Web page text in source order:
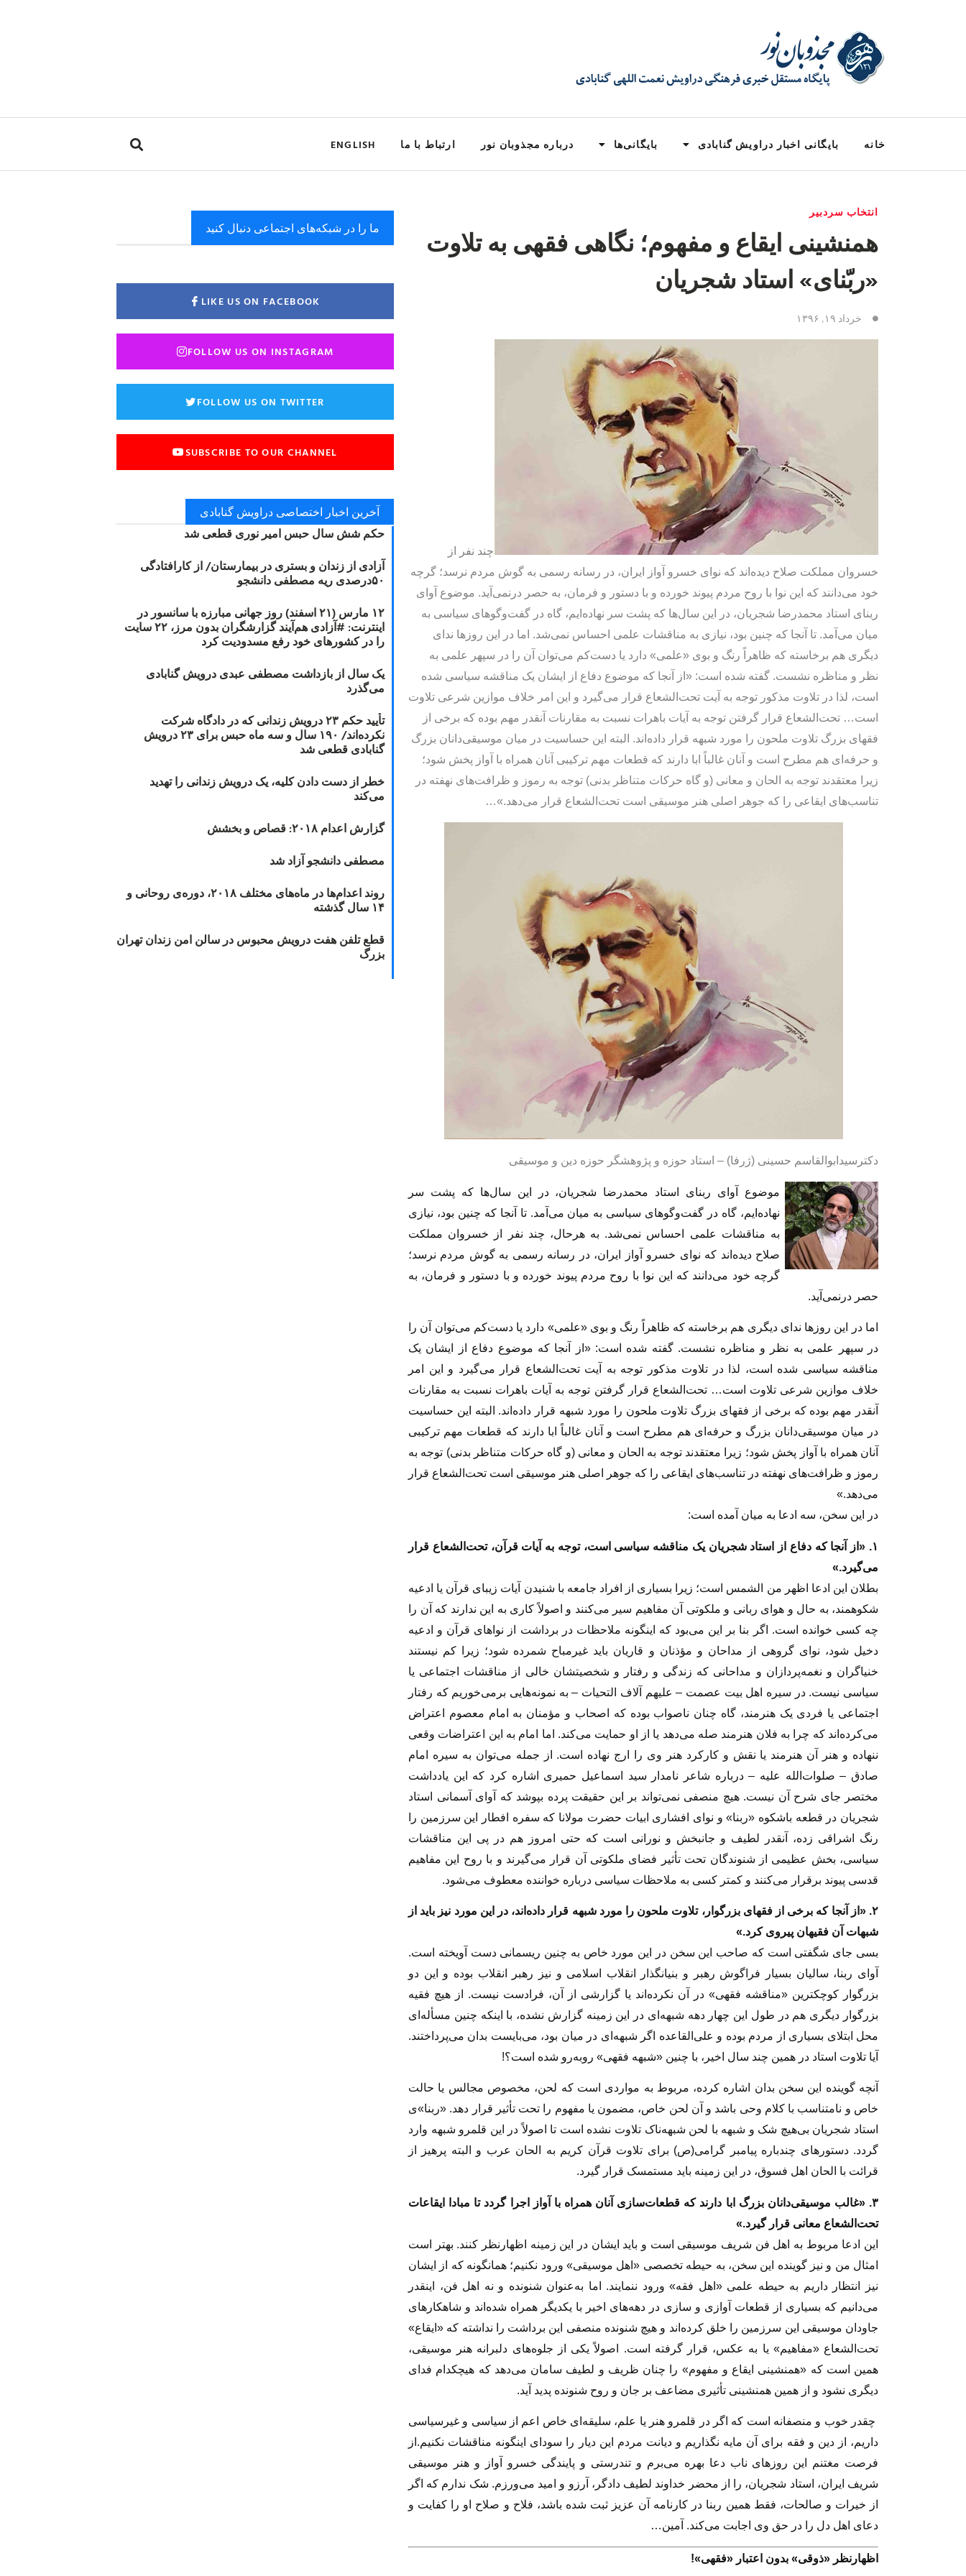
خانه بایگانی اخبار دراویش گنابادی بایگانی‌ها درباره مجذوبان نور ارتباط با ما ENGLISH
انتخاب سردبیر
همنشینی ایقاع و مفهوم؛ نگاهی فقهی به تلاوت
«ربّنای» استاد شجریان
خرداد ۱۹, ۱۳۹۶
چند نفر از
خسروان مملکت صلاح دیده‌اند که نوای خسرو آواز ایران، در رسانه رسمی به گوش مردم نرسد؛ گرچه
خود می‌دانند که این نوا با روح مردم پیوند خورده و با دستور و فرمان، به حصر درنمی‌آید. موضوع آوای
ربنای استاد محمدرضا شجریان، در این سال‌ها که پشت سر نهاده‌ایم، گاه در گفت‌وگوهای سیاسی به
میان می‌آمد. تا آنجا که چنین بود، نیازی به مناقشات علمی احساس نمی‌شد. اما در این روزها ندای
دیگری هم برخاسته که ظاهراً رنگ و بوی «علمی» دارد یا دست‌کم می‌توان آن را در سپهر علمی به
نظر و مناظره نشست. گفته شده است: «از آنجا که موضوع دفاع از ایشان یک مناقشه سیاسی شده
است، لذا در تلاوت مذکور توجه به آیت تحت‌الشعاع قرار می‌گیرد و این امر خلاف موازین شرعی تلاوت
است… تحت‌الشعاع قرار گرفتن توجه به آیات باهرات نسبت به مقارنات آنقدر مهم بوده که برخی از
فقهای بزرگ تلاوت ملحون را مورد شبهه قرار داده‌اند. البته این حساسیت در میان موسیقی‌دانان بزرگ
و حرفه‌ای هم مطرح است و آنان غالباً ابا دارند که قطعات مهم ترکیبی آنان همراه با آواز پخش شود؛
زیرا معتقدند توجه به الحان و معانی (و گاه حرکات متناظر بدنی) توجه به رموز و ظرافت‌های نهفته در
تناسب‌های ایقاعی را که جوهر اصلی هنر موسیقی است تحت‌الشعاع قرار می‌دهد.»…
دکترسیدابوالقاسم حسینی (ژرفا) – استاد حوزه و پژوهشگر حوزه دین و موسیقی
موضوع آوای ربنای استاد محمدرضا شجریان، در این سال‌ها که پشت سر
نهاده‌ایم، گاه در گفت‌وگوهای سیاسی به میان می‌آمد. تا آنجا که چنین بود، نیازی
به مناقشات علمی احساس نمی‌شد. به هرحال، چند نفر از خسروان مملکت
صلاح دیده‌اند که نوای خسرو آواز ایران، در رسانه رسمی به گوش مردم نرسد؛
گرچه خود می‌دانند که این نوا با روح مردم پیوند خورده و با دستور و فرمان، به
حصر درنمی‌آید.
اما در این روزها ندای دیگری هم برخاسته که ظاهراً رنگ و بوی «علمی» دارد یا دست‌کم می‌توان آن را
در سپهر علمی به نظر و مناظره نشست. گفته شده است: «از آنجا که موضوع دفاع از ایشان یک
مناقشه سیاسی شده است، لذا در تلاوت مذکور توجه به آیت تحت‌الشعاع قرار می‌گیرد و این امر
خلاف موازین شرعی تلاوت است… تحت‌الشعاع قرار گرفتن توجه به آیات باهرات نسبت به مقارنات
آنقدر مهم بوده که برخی از فقهای بزرگ تلاوت ملحون را مورد شبهه قرار داده‌اند. البته این حساسیت
در میان موسیقی‌دانان بزرگ و حرفه‌ای هم مطرح است و آنان غالباً ابا دارند که قطعات مهم ترکیبی
آنان همراه با آواز پخش شود؛ زیرا معتقدند توجه به الحان و معانی (و گاه حرکات متناظر بدنی) توجه به
رموز و ظرافت‌های نهفته در تناسب‌های ایقاعی را که جوهر اصلی هنر موسیقی است تحت‌الشعاع قرار
می‌دهد.»
در این سخن، سه ادعا به میان آمده است:
۱. «از آنجا که دفاع از استاد شجریان یک مناقشه سیاسی است، توجه به آیات قرآن، تحت‌الشعاع قرار
می‌گیرد.»
بطلان این ادعا اظهر من الشمس است؛ زیرا بسیاری از افراد جامعه با شنیدن آیات زیبای قرآن یا ادعیه
شکوهمند، به حال و هوای ربانی و ملکوتی آن مفاهیم سیر می‌کنند و اصولاً کاری به این ندارند که آن را
چه کسی خوانده است. اگر بنا بر این می‌بود که اینگونه ملاحظات در برداشت از نواهای قرآن و ادعیه
دخیل شود، نوای گروهی از مداحان و مؤذنان و قاریان باید غیرمباح شمرده شود؛ زیرا کم نیستند
خنیاگران و نغمه‌پردازان و مداحانی که زندگی‌ و رفتار و شخصیتشان خالی از مناقشات اجتماعی یا
سیاسی نیست. در سیره اهل بیت عصمت – علیهم آلاف التحیات – به نمونه‌هایی برمی‌خوریم که رفتار
اجتماعی یا فردی یک هنرمند، گاه چنان ناصواب بوده که اصحاب و مؤمنان به امام معصوم اعتراض
می‌کرده‌اند که چرا به فلان هنرمند صله می‌دهد یا از او حمایت می‌کند. اما امام به این اعتراضات وقعی
ننهاده و هنر آن هنرمند یا نقش و کارکرد هنر وی را ارج نهاده است. از جمله می‌توان به سیره امام
صادق – صلوات‌الله علیه – درباره شاعر نامدار سید اسماعیل حمیری اشاره کرد که این یادداشت
مختصر جای شرح آن نیست. هیچ منصفی نمی‌تواند بر این حقیقت پرده بپوشد که آوای آسمانی استاد
شجریان در قطعه باشکوه «ربنا» و نوای افشاری ابیات حضرت مولانا که سفره افطار این سرزمین را
رنگ اشراقی زده، آنقدر لطیف و جانبخش و نورانی است که حتی امروز هم در پی این مناقشات
سیاسی، بخش عظیمی از شنوندگان تحت‌ تأثیر فضای ملکوتی آن قرار می‌گیرند و با روح این مفاهیم
قدسی پیوند برقرار می‌کنند و کمتر کسی به ملاحظات سیاسی درباره خواننده معطوف می‌شود.
۲. «از آنجا که برخی از فقهای بزرگوار، تلاوت ملحون را مورد شبهه قرار داده‌اند، در این مورد نیز باید از
شبهات آن فقیهان پیروی کرد.»
بسی جای شگفتی است که صاحب این سخن در این مورد خاص به چنین ریسمانی دست آویخته است.
آوای ربنا، سالیان بسیار فراگوش رهبر و بنیانگذار انقلاب اسلامی و نیز رهبر انقلاب بوده و این دو
بزرگوار کوچکترین «مناقشه‌ فقهی» در آن نکرده‌اند یا گزارشی از آن، فرادست نیست. از هیچ فقیه
بزرگوار دیگری هم در طول این چهار دهه شبهه‌ای در این زمینه گزارش نشده، با اینکه چنین مسأله‌ای
محل ابتلای بسیاری از مردم بوده و علی‌القاعده اگر شبهه‌ای در میان بود، می‌بایست بدان می‌پرداختند.
آیا تلاوت استاد در همین چند سال اخیر، با چنین «شبهه فقهی» روبه‌رو شده است؟!
آنچه گوینده این سخن بدان اشاره کرده، مربوط به مواردی است که لحن، مخصوص مجالس یا حالت
خاص و نامتناسب با کلام وحی باشد و آن لحن خاص، مضمون یا مفهوم را تحت‌ تأثیر قرار دهد. «ربنا»ی
استاد شجریان بی‌هیچ شک و شبهه با لحن شبهه‌ناک تلاوت نشده است تا اصولاً در این قلمرو شبهه وارد
گردد. دستورهای چندباره پیامبر گرامی(ص) برای تلاوت قرآن کریم به الحان عرب و البته پرهیز از
قرائت با الحان اهل فسوق، در این زمینه باید مستمسک قرار گیرد.
۳. «غالب موسیقی‌دانان بزرگ ابا دارند که قطعات‌سازی آنان همراه با آواز اجرا گردد تا مبادا ایقاعات
تحت‌الشعاع معانی قرار گیرد.»
این ادعا مربوط به اهل فن شریف موسیقی است و باید ایشان در این زمینه اظهارنظر کنند. بهتر است
امثال من و نیز گوینده این سخن، به حیطه تخصصی «اهل موسیقی» ورود نکنیم؛ همانگونه که از ایشان
نیز انتظار داریم به حیطه علمی «اهل فقه» ورود ننمایند. اما به‌عنوان شنونده و نه اهل فن، اینقدر
می‌دانیم که بسیاری از قطعات آوازی و‌ سازی در دهه‌های اخیر با یکدیگر همراه شده‌اند و شاهکارهای
جاودان موسیقی این سرزمین را خلق کرده‌اند و هیچ شنونده منصفی این برداشت را نداشته که «ایقاع»
تحت‌الشعاع «مفاهیم» یا به عکس، قرار گرفته است. اصولاً یکی از جلوه‌های دلبرانه هنر موسیقی،
همین است که «همنشینی ایقاع و مفهوم» را چنان ظریف و لطیف سامان می‌دهد که هیچکدام فدای
دیگری نشود و از همین همنشینی تأثیری مضاعف بر جان و روح شنونده پدید آید.
چقدر خوب و منصفانه است که اگر در قلمرو هنر یا علم، سلیقه‌ای خاص اعم از سیاسی و غیرسیاسی
داریم، از دین و فقه برای آن مایه نگذاریم و دیانت مردم این دیار را سودای اینگونه مناقشات نکنیم.از
فرصت مغتنم این روزهای ناب دعا بهره می‌برم و تندرستی و پایندگی خسرو آواز و هنر موسیقی
شریف ایران، استاد شجریان، را از محضر خداوند لطیف دادگر، آرزو و امید می‌ورزم. شک ندارم که اگر
از خیرات و صالحات، فقط همین ربنا در کارنامه آن عزیز ثبت شده باشد، فلاح و صلاح او را کفایت و
دعای اهل دل را در حق وی اجابت می‌کند. آمین…
اظهارنظر «ذوقی» بدون اعتبار «فقهی»!
ما را در شبکه‌های اجتماعی دنبال کنید
LIKE US ON FACEBOOK
FOLLOW US ON INSTAGRAM
FOLLOW US ON TWITTER
SUBSCRIBE TO OUR CHANNEL
آخرین اخبار اختصاصی دراویش گنابادی
حکم شش سال حبس امیر نوری قطعی شد
آزادی از زندان و بستری در بیمارستان/ از کارافتادگی
۵۰درصدی ریه مصطفی دانشجو
۱۲ مارس (۲۱ اسفند) روز جهانی مبارزه با سانسور در
اینترنت: #آزادی هم‌آیند گزارشگران‌ بدون مرز، ۲۲ سایت
را در کشورهای خود رفع مسدودیت کرد
یک سال از بازداشت مصطفی عبدی درویش گنابادی
می‌گذرد
تأیید حکم ۲۳ درویش زندانی که در دادگاه شرکت
نکرده‌اند/ ۱۹۰ سال و سه ماه حبس برای ۲۳ درویش
گنابادی قطعی شد
خطر از دست دادن کلیه، یک درویش زندانی را تهدید
می‌کند
گزارش اعدام ۲۰۱۸: قصاص و بخشش
مصطفی دانشجو آزاد شد
روند اعدام‌ها در ماه‌های مختلف ۲۰۱۸، دوره‌ی روحانی و
۱۴ سال گذشته
قطع تلفن هفت درویش محبوس در سالن امن زندان تهران
بزرگ